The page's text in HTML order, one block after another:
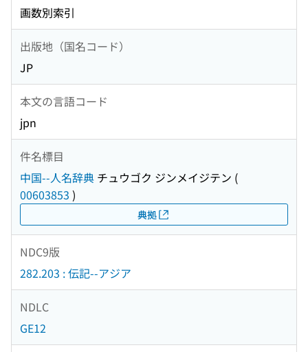
画数別索引
出版地（国名コード）
JP
本文の言語コード
jpn
件名標目
中国--人名辞典 チュウゴク ジンメイジテン (
00603853 )
典拠
NDC9版
282.203 : 伝記--アジア
NDLC
GE12